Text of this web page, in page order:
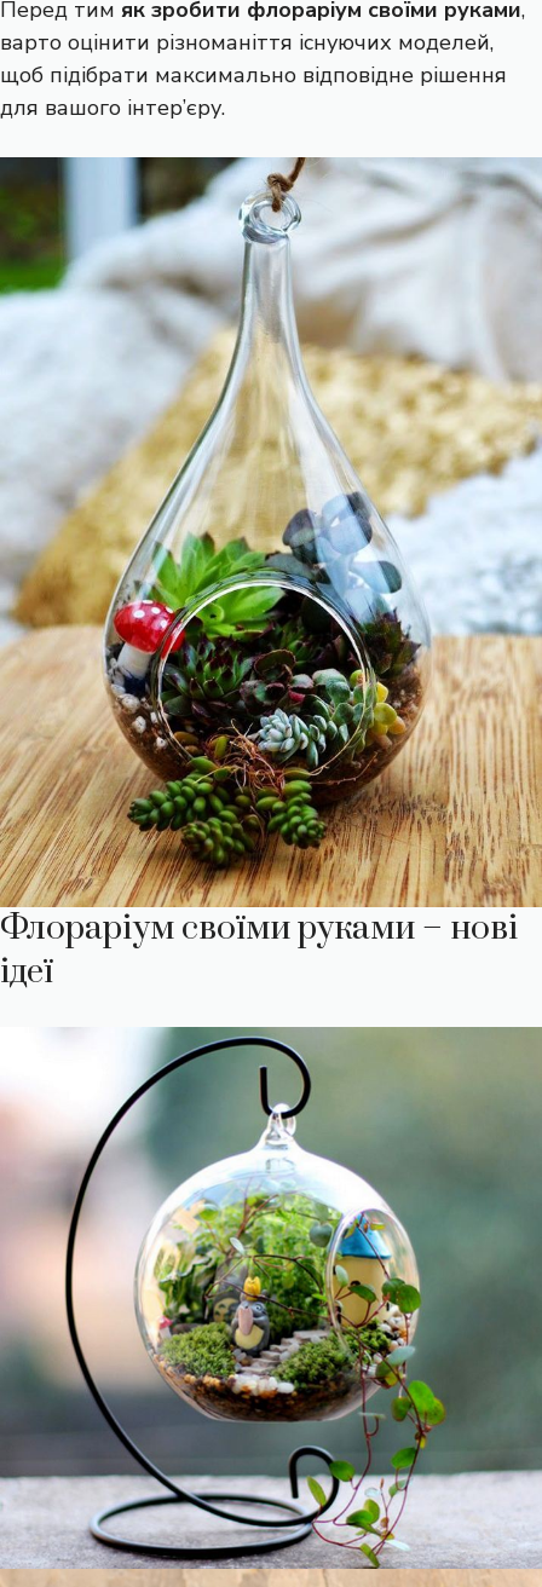
Перед тим як зробити флораріум своїми руками,
варто оцінити різноманіття існуючих моделей,
щоб підібрати максимально відповідне рішення
для вашого інтер’єру.
Флораріум своїми руками – нові
ідеї